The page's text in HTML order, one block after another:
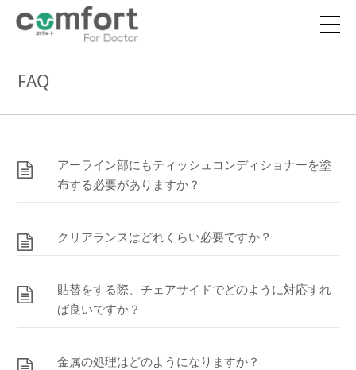
FAQ
アーライン部にもティッシュコンディショナーを塗
布する必要がありますか？
クリアランスはどれくらい必要ですか？
貼替をする際、チェアサイドでどのように対応すれ
ば良いですか？
金属の処理はどのようになりますか？